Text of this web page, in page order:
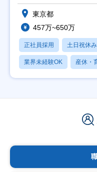
東京都
457万~650万
正社員採用 土日祝休み
業界未経験OK 産休・